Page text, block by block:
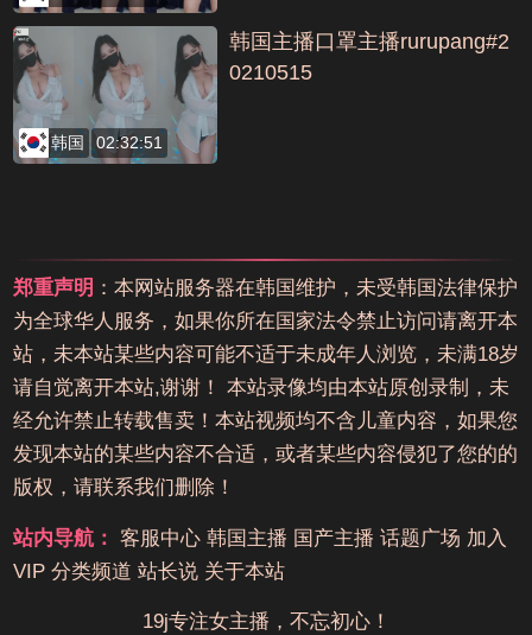
韩国 02:32:51
韩国主播口罩主播rurupang#2
0210515
郑重声明 ：本网站服务器在韩国维护，未受韩国法律保护
为全球华人服务，如果你所在国家法令禁止访问请离开本
站，未本站某些内容可能不适于未成年人浏览，未满18岁
请自觉离开本站,谢谢！ 本站录像均由本站原创录制，未
经允许禁止转载售卖！本站视频均不含儿童内容，如果您
发现本站的某些内容不合适，或者某些内容侵犯了您的的
版权，请联系我们删除！
站内导航： 客服中心 韩国主播 国产主播 话题广场 加入
VIP 分类频道 站长说 关于本站
19j专注女主播，不忘初心！